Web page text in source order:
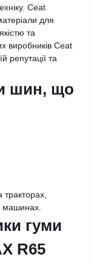
Ceat
для
та
виробників Ceat
репутації та
шин, що
машинах.
гуми
R65